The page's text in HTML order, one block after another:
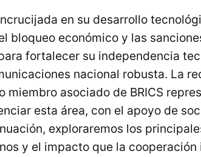
en su desarrollo
bloqueo económico y las
fortalecer su independencia
nacional robusta. La
miembro asociado de BRICS
esta área, con el apoyo de
exploraremos los
y el impacto que la cooperación